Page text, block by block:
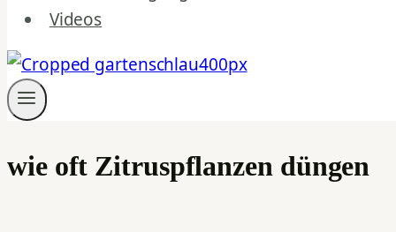
Videos
wie oft Zitruspflanzen düngen